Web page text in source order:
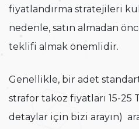
fiyatlandırma stratejileri
nedenle, satın almadan
teklifi almak önemlidir.
Genellikle, bir adet
strafor takoz fiyatları 15-25
detaylar için bizi arayın)